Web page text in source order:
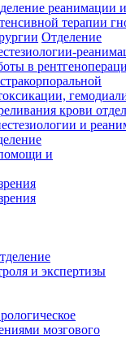
реанимации
терапии
Отделение
в
крови
и
и
и экспертизы
мозгового